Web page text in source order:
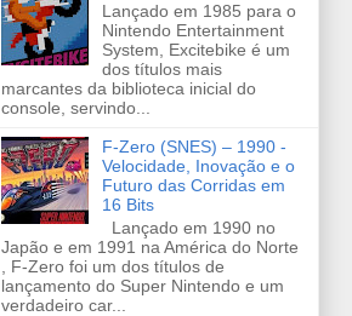
Lançado em 1985 para o
Nintendo Entertainment
System, Excitebike é um
dos títulos mais
marcantes da biblioteca inicial do
console, servindo...
F-Zero (SNES) – 1990 -
Velocidade, Inovação e o
Futuro das Corridas em
16 Bits
Lançado em 1990 no
Japão e em 1991 na América do Norte
, F-Zero foi um dos títulos de
lançamento do Super Nintendo e um
verdadeiro car...